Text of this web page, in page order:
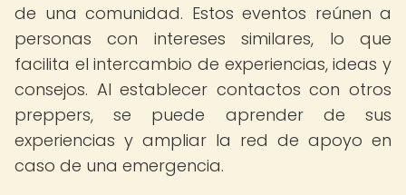
de una comunidad. Estos eventos reúnen a
personas con intereses similares, lo que
facilita el intercambio de experiencias, ideas y
consejos. Al establecer contactos con otros
preppers, se puede aprender de sus
experiencias y ampliar la red de apoyo en
caso de una emergencia.